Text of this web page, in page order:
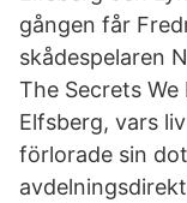
gången får
skådespelaren
The Secrets
Elfsberg, vars
förlorade sin